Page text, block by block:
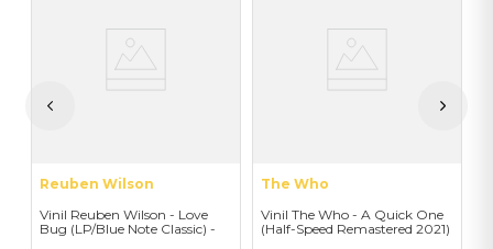
Reuben Wilson
Vinil Reuben Wilson - Love
Bug (LP/Blue Note Classic) -
The Who
Vinil The Who - A Quick One
(Half-Speed Remastered 2021)